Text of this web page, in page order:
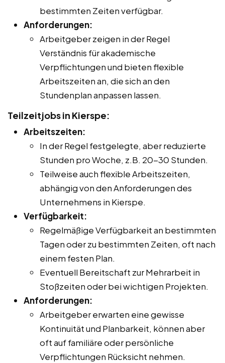
bestimmten Zeiten verfügbar.
Anforderungen:
Arbeitgeber zeigen in der Regel
Verständnis für akademische
Verpflichtungen und bieten flexible
Arbeitszeiten an, die sich an den
Stundenplan anpassen lassen.
Teilzeitjobs in Kierspe:
Arbeitszeiten:
In der Regel festgelegte, aber reduzierte
Stunden pro Woche, z.B. 20-30 Stunden.
Teilweise auch flexible Arbeitszeiten,
abhängig von den Anforderungen des
Unternehmens in Kierspe.
Verfügbarkeit:
Regelmäßige Verfügbarkeit an bestimmten
Tagen oder zu bestimmten Zeiten, oft nach
einem festen Plan.
Eventuell Bereitschaft zur Mehrarbeit in
Stoßzeiten oder bei wichtigen Projekten.
Anforderungen:
Arbeitgeber erwarten eine gewisse
Kontinuität und Planbarkeit, können aber
oft auf familiäre oder persönliche
Verpflichtungen Rücksicht nehmen.